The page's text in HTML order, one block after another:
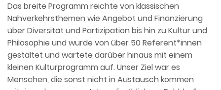
Das breite Programm reichte von klassischen
Nahverkehrsthemen wie Angebot und Finanzierung
über Diversität und Partizipation bis hin zu Kultur und
Philosophie und wurde von über 50 Referent*innen
gestaltet und wartete darüber hinaus mit einem
kleinen Kulturprogramm auf. Unser Ziel war es
Menschen, die sonst nicht in Austausch kommen